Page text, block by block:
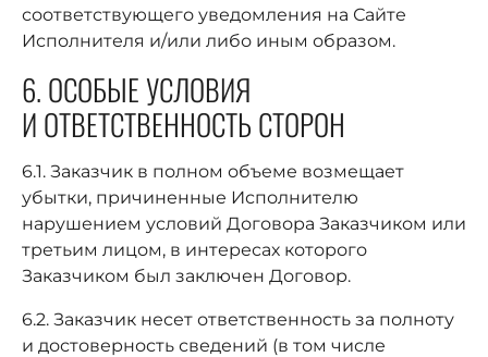
соответствующего уведомления на Сайте
Исполнителя и/или либо иным образом.
6. ОСОБЫЕ УСЛОВИЯ
И ОТВЕТСТВЕННОСТЬ СТОРОН
6.1. Заказчик в полном объеме возмещает
убытки, причиненные Исполнителю
нарушением условий Договора Заказчиком или
третьим лицом, в интересах которого
Заказчиком был заключен Договор.
6.2. Заказчик несет ответственность за полноту
и достоверность сведений (в том числе